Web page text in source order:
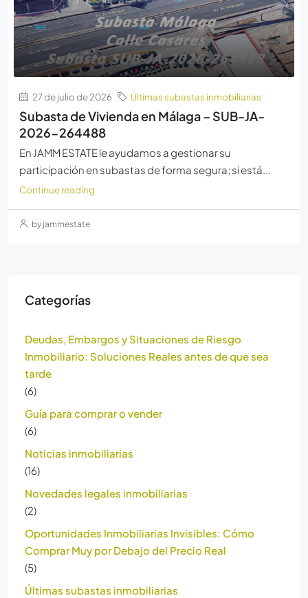
27 de julio de 2026 Últimas subastas inmobiliarias
Subasta de Vivienda en Málaga – SUB-JA-
2026-264488
En JAMM ESTATE le ayudamos a gestionar su
participación en subastas de forma segura; si está...
Continue reading
by jammestate
Categorías
Deudas, Embargos y Situaciones de Riesgo
Inmobiliario: Soluciones Reales antes de que sea
tarde
(6)
Guía para comprar o vender
(6)
Noticias inmobiliarias
(16)
Novedades legales inmobiliarias
(2)
Oportunidades Inmobiliarias Invisibles: Cómo
Comprar Muy por Debajo del Precio Real
(5)
Últimas subastas inmobiliarias